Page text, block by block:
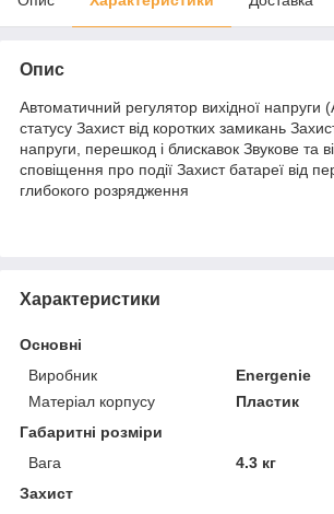
Опис
Автоматичний регулятор вихідної напруги
статусу Захист від коротких замикань
напруги, перешкод і блискавок Звукове та
сповіщення про події Захист батареї від
глибокого розрядження
Характеристики
Основні
Виробник
Energenie
Матеріал корпусу
Пластик
Габаритні розміри
Вага
4.3 кг
Захист